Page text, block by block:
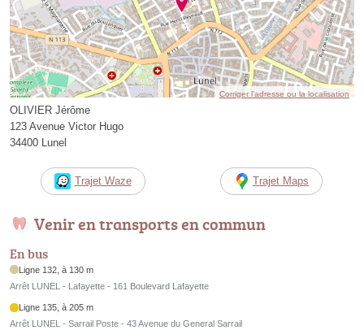
Corriger l’adresse ou la localisation
OLIVIER Jérôme
123 Avenue Victor Hugo
34400 Lunel
Trajet Waze Trajet Maps
Venir en transports en commun
En bus
Ligne 132, à 130 m
Arrêt LUNEL - Lafayette - 161 Boulevard Lafayette
Ligne 135, à 205 m
Arrêt LUNEL - Sarrail Poste - 43 Avenue du General Sarrail